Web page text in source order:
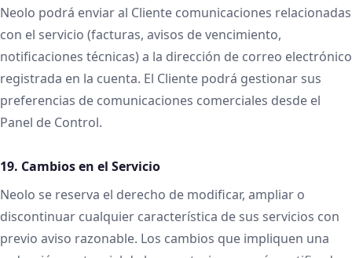
Neolo podrá enviar al Cliente comunicaciones relacionadas
con el servicio (facturas, avisos de vencimiento,
notificaciones técnicas) a la dirección de correo electrónico
registrada en la cuenta. El Cliente podrá gestionar sus
preferencias de comunicaciones comerciales desde el
Panel de Control.
19. Cambios en el Servicio
Neolo se reserva el derecho de modificar, ampliar o
discontinuar cualquier característica de sus servicios con
previo aviso razonable. Los cambios que impliquen una